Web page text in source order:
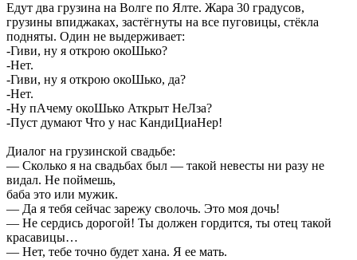
Едут два грузина на Волге по Ялте. Жара 30 градусов,
грузины впиджаках, застёгнуты на все пуговицы, стёкла
подняты. Один не выдерживает:
-Гиви, ну я открою окоШько?
-Нет.
-Гиви, ну я открою окоШько, да?
-Нет.
-Ну пАчему окоШько Аткрыт НеЛза?
-Пуст думают Что у нас КандиЦиаНер!
Диалог на грузинской свадьбе:
— Сколько я на свадьбах был — такой невесты ни разу не
видал. Не поймешь,
баба это или мужик.
— Да я тебя сейчас зарежу сволочь. Это моя дочь!
— Не сердись дорогой! Ты должен гордится, ты отец такой
красавицы…
— Нет, тебе точно будет хана. Я ее мать.